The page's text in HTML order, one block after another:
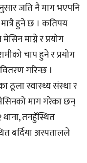
जति नै माग भएपनि
हुने छ । कतिपय
माग्ने र प्रयोग
चाप हुने र प्रयोग
गरिन्छ ।
ठूला स्वास्थ्य संस्था र
माग गरेका छन्
तनहुँस्थित
बर्दिया अस्पतालले